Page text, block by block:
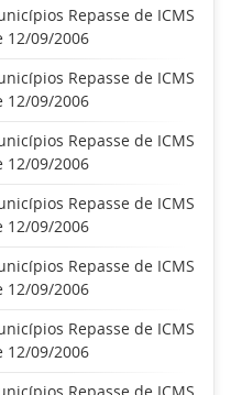
Repasse de ICMS
12/09/2006
Repasse de ICMS
12/09/2006
Repasse de ICMS
12/09/2006
Repasse de ICMS
12/09/2006
Repasse de ICMS
12/09/2006
Repasse de ICMS
12/09/2006